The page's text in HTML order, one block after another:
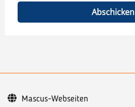
Abschicken
Mascus-Webseiten